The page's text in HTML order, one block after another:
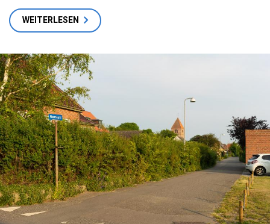
WEITERLESEN